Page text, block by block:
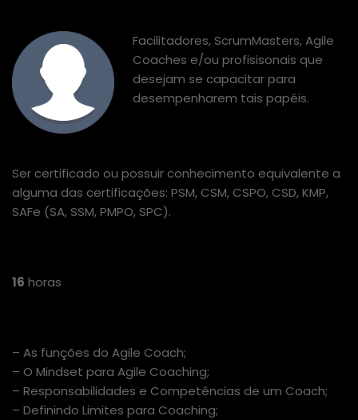
Facilitadores, ScrumMasters, Agile
Coaches e/ou profisisonais que
desejam se capacitar para
desempenharem tais papéis.
PRÉ-REQUISITOS
Ser certificado ou possuir conhecimento equivalente a
alguma das certificações: PSM, CSM, CSPO, CSD, KMP,
SAFe (SA, SSM, PMPO, SPC).
16 horas
– As funções do Agile Coach;
– O Mindset para Agile Coaching;
– Responsabilidades e Competências de um Coach;
– Definindo Limites para Coaching;